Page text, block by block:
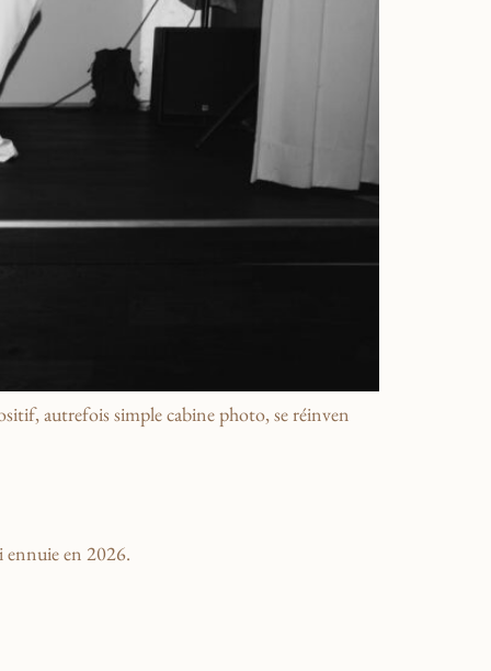
autrefois simple cabine photo, se réinven
ennuie en 2026.